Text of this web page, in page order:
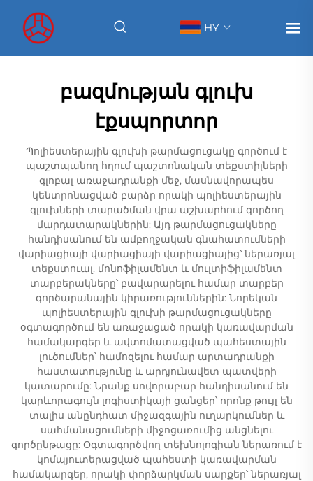
HY
բազմության գլուխ
էքսպորտոր
Պոլիեստերային գլուխի թարմացուցակը գործում է
պաշտպանող հղում պաշտոնական տեքստիլների
գլոբալ առաջադրանքի մեջ, մասնավորապես
կենտրոնացված բարձր որակի պոլիեստերային
գլուխների տարածման վրա աշխարհում գործող
մարդատարակներին: Այդ թարմացուցակները
հանդիսանում են ամբողջական գնահատումների
վարիացիայի վարիացիայի վարիացիայից՝ ներառյալ
տեքստուալ, մոնոֆիլամենտ և մուլտիֆիլամենտ
տարբերակները՝ բավարարելու համար տարբեր
գործարանային կիրառություններին: Նորեկան
պոլիեստերային գլուխի թարմացուցակները
օգտագործում են առաջացած որակի կառավարման
համակարգեր և ավտոմատացված պահեստային
լուծումներ՝ համոզելու համար արտադրանքի
հաստատությունը և արդյունավետ պատվերի
կատարումը: Նրանք սովորաբար հանդիսանում են
կարևորագույն լոգիստիկայի ցանցեր՝ որոնք թույլ են
տալիս անընդհատ միջազգային ուղարկումներ և
սահմանացումների միջոցառումից անցնելու
գործընթացը: Օգտագործվող տեխնոլոգիան ներառում է
կոմպյուտերացված պահեստի կառավարման
համակարգեր, որակի փորձարկման սարքեր՝ ներառյալ